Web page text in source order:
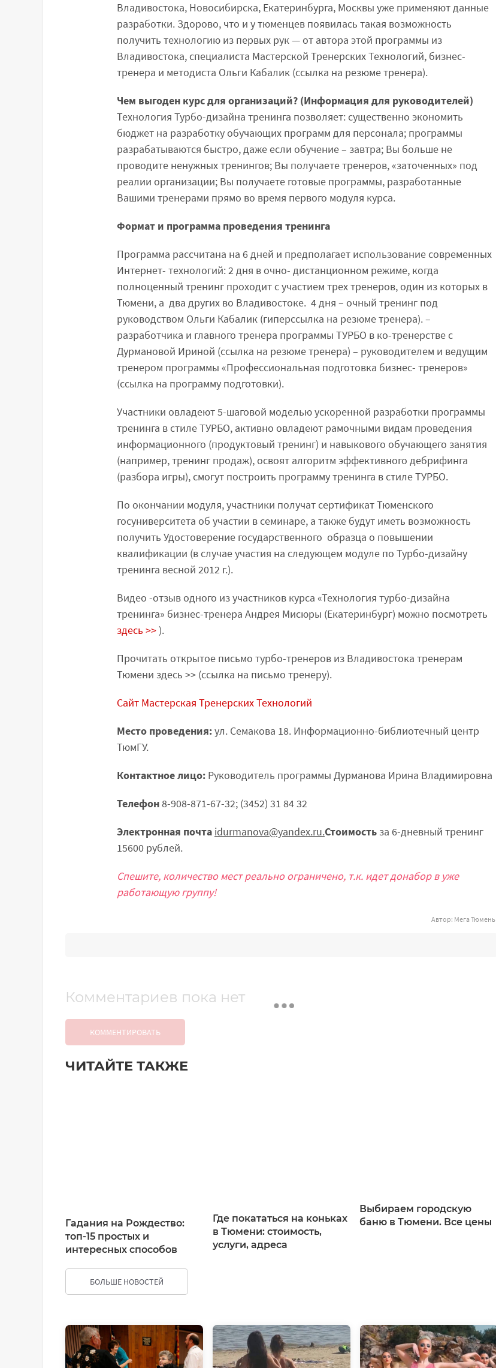
Владивостока, Новосибирска, Екатеринбурга, Москвы уже применяют данные
разработки. Здорово, что и у тюменцев появилась такая возможность
получить технологию из первых рук — от автора этой программы из
Владивостока, специалиста Мастерской Тренерских Технологий, бизнес-
тренера и методиста Ольги Кабалик (ссылка на резюме тренера).
Чем выгоден курс для организаций? (Информация для руководителей)
Технология Турбо-дизайна тренинга позволяет: существенно экономить
бюджет на разработку обучающих программ для персонала; программы
разрабатываются быстро, даже если обучение – завтра; Вы больше не
проводите ненужных тренингов; Вы получаете тренеров, «заточенных» под
реалии организации; Вы получаете готовые программы, разработанные
Вашими тренерами прямо во время первого модуля курса.
Формат и программа проведения тренинга
Программа рассчитана на 6 дней и предполагает использование современных
Интернет- технологий: 2 дня в очно- дистанционном режиме, когда
полноценный тренинг проходит с участием трех тренеров, один из которых в
Тюмени, а два других во Владивостоке. 4 дня – очный тренинг под
руководством Ольги Кабалик (гиперссылка на резюме тренера). –
разработчика и главного тренера программы ТУРБО в ко-тренерстве с
Дурмановой Ириной (ссылка на резюме тренера) – руководителем и ведущим
тренером программы «Профессиональная подготовка бизнес- тренеров»
(ссылка на программу подготовки).
Участники овладеют 5-шаговой моделью ускоренной разработки программы
тренинга в стиле ТУРБО, активно овладеют рамочными видам проведения
информационного (продуктовый тренинг) и навыкового обучающего занятия
(например, тренинг продаж), освоят алгоритм эффективного дебрифинга
(разбора игры), смогут построить программу тренинга в стиле ТУРБО.
По окончании модуля, участники получат сертификат Тюменского
госуниверситета об участии в семинаре, а также будут иметь возможность
получить Удостоверение государственного образца о повышении
квалификации (в случае участия на следующем модуле по Турбо-дизайну
тренинга весной 2012 г.).
Видео -отзыв одного из участников курса «Технология турбо-дизайна
тренинга» бизнес-тренера Андрея Мисюры (Екатеринбург) можно посмотреть
здесь >> ).
Прочитать открытое письмо турбо-тренеров из Владивостока тренерам
Тюмени здесь >> (ссылка на письмо тренеру).
Сайт Мастерская Тренерских Технологий
Место проведения:ул. Семакова 18. Информационно-библиотечный центр
ТюмГУ.
Контактное лицо: Руководитель программы Дурманова Ирина Владимировна
Телефон8-908-871-67-32; (3452) 31 84 32
Электронная почта idurmanova@yandex.ru.Стоимость за 6-дневный тренинг
15600 рублей.
Спешите, количество мест реально ограничено, т.к. идет донабор в уже
работающую группу!
Автор: Мега Тюмень
Комментариев пока нет
КОММЕНТИРОВАТЬ
ДОБАВИТЬ КОММЕНТАРИЙ
ЧИТАЙТЕ ТАКЖЕ
Гадания на Рождество:
топ-15 простых и
интересных способов
Где покататься на коньках
в Тюмени: стоимость,
услуги, адреса
Выбираем городскую
баню в Тюмени. Все цены
БОЛЬШЕ НОВОСТЕЙ